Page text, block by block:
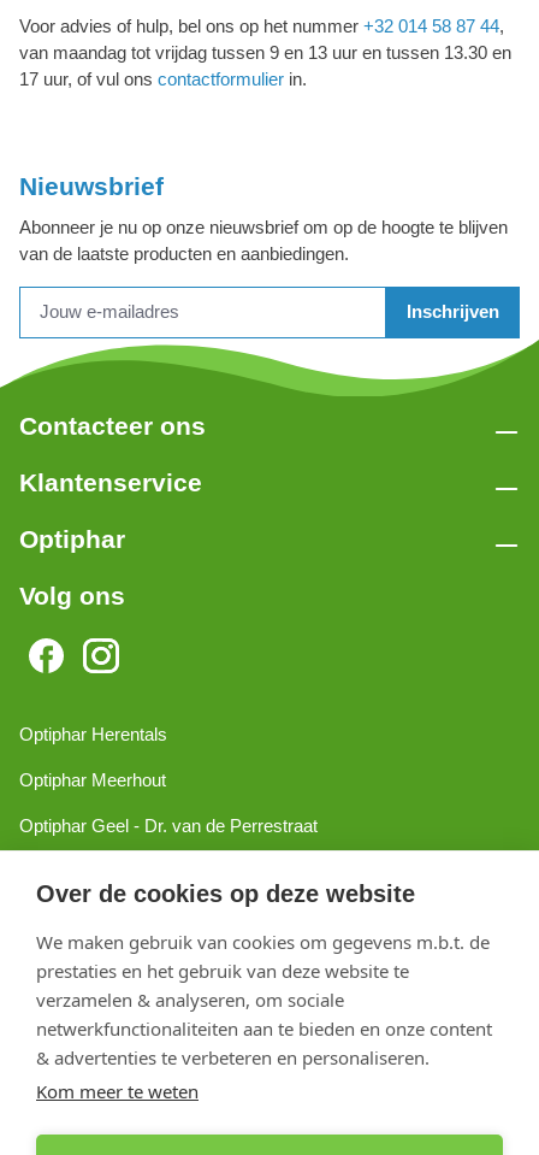
Over de cookies op deze website
We maken gebruik van cookies om gegevens m.b.t. de
prestaties en het gebruik van deze website te
verzamelen & analyseren, om sociale
netwerkfunctionaliteiten aan te bieden en onze content
& advertenties te verbeteren en personaliseren.
Kom meer te weten
Voor advies of hulp, bel ons op het nummer +32 014 58 87 44,
van maandag tot vrijdag tussen 9 en 13 uur en tussen 13.30 en
17 uur, of vul ons contactformulier in.
Nieuwsbrief
Abonneer je nu op onze nieuwsbrief om op de hoogte te blijven
van de laatste producten en aanbiedingen.
Inschrijven
Contacteer ons
Klantenservice
Optiphar
Volg ons
Optiphar Herentals
Optiphar Meerhout
Optiphar Geel - Dr. van de Perrestraat
Optiphar Mol
Copyright 2026 optiphar.com. Alle rechten voorbehouden